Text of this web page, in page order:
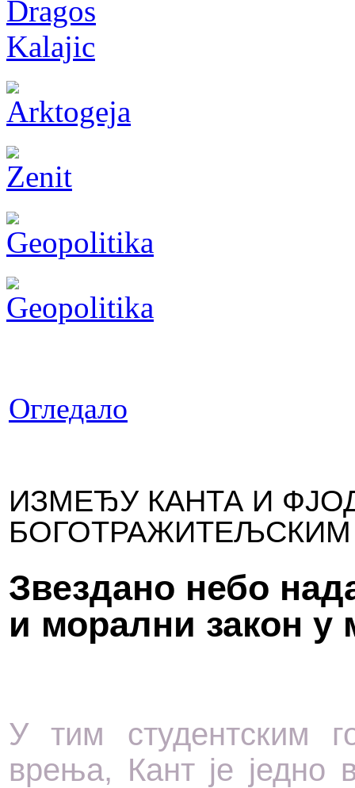
Огледало
ИЗМЕЂУ КАНТА И
Звездано небо
и морални закон у
У тим студентским
врења, Кант је једно